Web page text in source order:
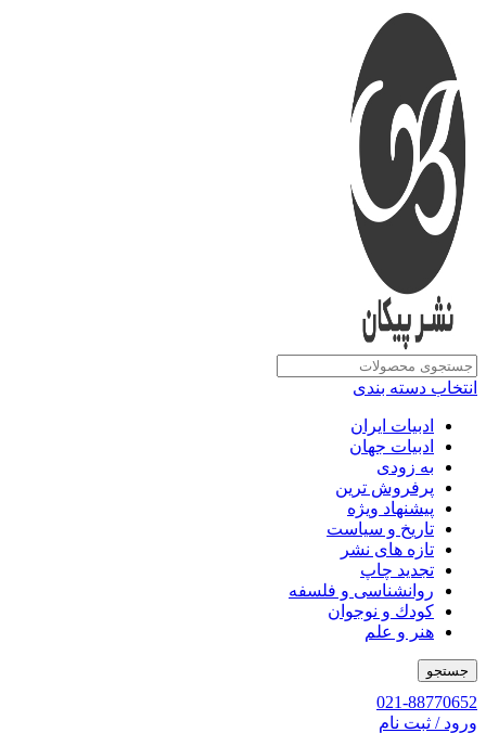
انتخاب دسته بندی
ادبیات ایران
ادبیات جهان
به زودی
پرفروش ترین
پیشنهاد ویژه
تاریخ و سیاست
تازه های نشر
تجدید چاپ
روانشناسی و فلسفه
کودك و نوجوان
هنر و علم
جستجو
021-88770652
ورود / ثبت نام